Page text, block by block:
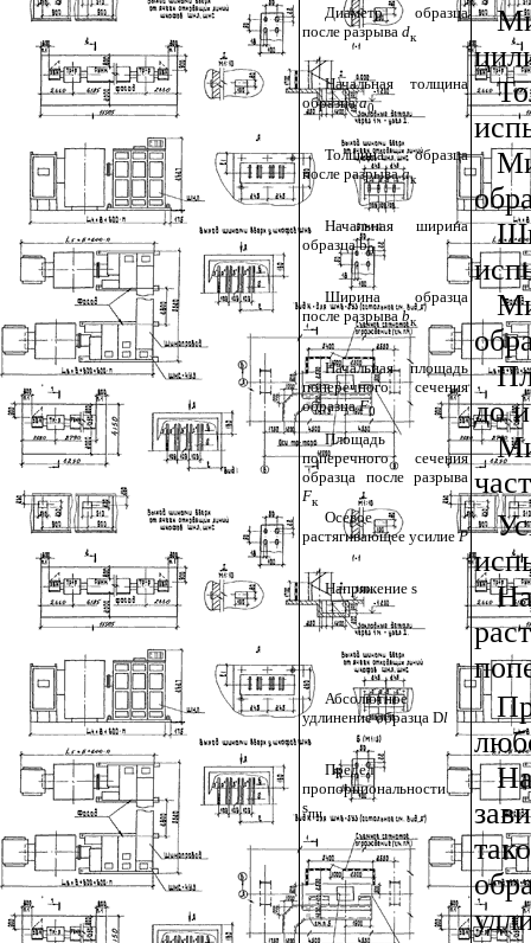
Диаметр образца
после разрыва dк
Начальная толщина
образцаа0
Толщина образца
после разрываак
Начальная ширина
образцаb0
Ширина образца
после разрываbк
Начальная площадь
поперечного сечения
образцаF0
до
Площадь
поперечного сечения
образца после разрыва
Fк
Осевое
растягивающее усилиеР
Напряжение s
Абсолютное
удлинение образца Dl
Предел
пропорциональности
sпц